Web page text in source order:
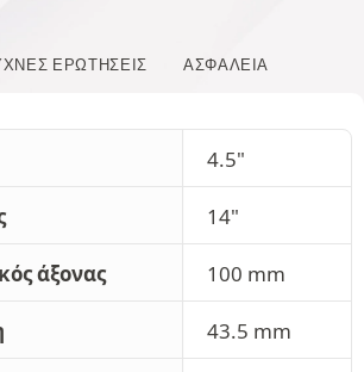
ΕΡΩΤΉΣΕΙΣ ΑΣΦΆΛΕΙΑ
4.5"
14"
άξονας 100 mm
43.5 mm